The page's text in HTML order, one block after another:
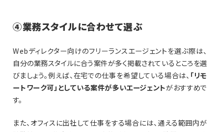
④業務スタイルに合わせて選ぶ
Webディレクター向けのフリーランスエージェントを選ぶ際は、
自分の業務スタイルに合う案件が多く掲載されているところを選
びましょう。例えば、在宅での仕事を希望している場合は、 「リモ
ートワーク可」としている案件が多いエージェントがおすすめで
す。
また、オフィスに出社して仕事をする場合には、通える範囲内が